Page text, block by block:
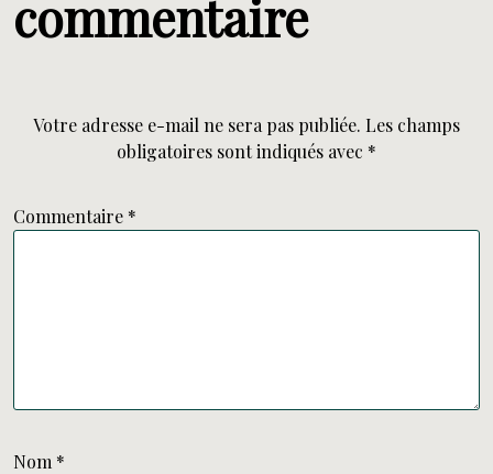
commentaire
Votre adresse e-mail ne sera pas publiée. Les champs
obligatoires sont indiqués avec *
Commentaire *
Nom *